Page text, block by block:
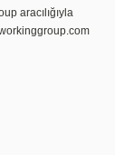
aracılığıyla